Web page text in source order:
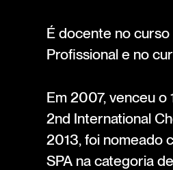
É docente no
Profissional e no
Em 2007, venceu o
2nd International
2013, foi nomeado
SPA na categoria